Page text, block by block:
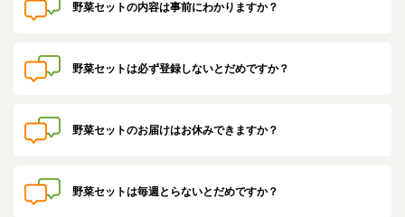
野菜セットの内容は事前にわかりますか？
野菜セットは必ず登録しないとだめですか？
野菜セットのお届けはお休みできますか？
野菜セットは毎週とらないとだめですか？